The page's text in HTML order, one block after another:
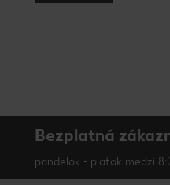
Bezplatná
pondelok - piatok medzi